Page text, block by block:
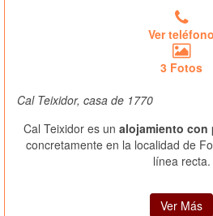
Ver teléfono
3 Fotos
Cal Teixidor, casa de 1770
Cal Teixidor es un alojamiento con
concretamente en la localidad de
línea recta.
Ver Más